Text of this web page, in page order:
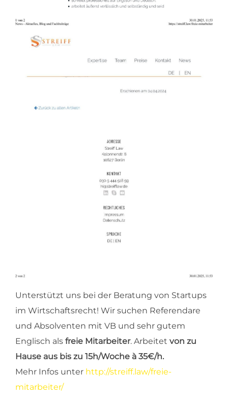
Unterstützt uns bei der Beratung von Startups
im Wirtschaftsrecht! Wir suchen Referendare
und Absolventen mit VB und sehr gutem
Englisch als freie Mitarbeiter. Arbeitet von zu
Hause aus bis zu 15h/Woche à 35€/h.
Mehr Infos unter http://streiff.law/freie-
mitarbeiter/